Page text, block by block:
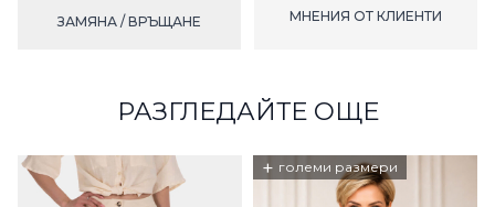
ЗАМЯНА / ВРЪЩАНЕ МНЕНИЯ ОТ КЛИЕНТИ
РАЗГЛЕДАЙТЕ ОЩЕ
+ големи размери